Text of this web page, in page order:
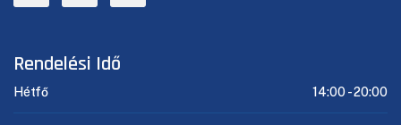
Rendelési Idő
Hétfő 14:00 -20:00